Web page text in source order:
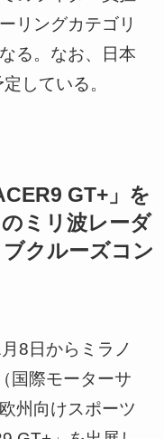
リングカテゴリ
る。なお、日本
している。
GT+」を
ミリ波レーダ
クルーズコン
8日からミラノ
国際モーターサ
州向けスポーツ